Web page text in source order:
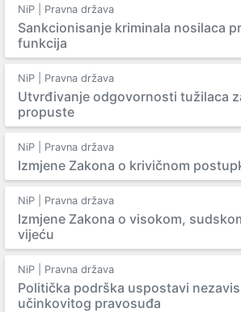
NiP | Pravna država
Sankcionisanje kriminala nosilaca
funkcija
NiP | Pravna država
Utvrđivanje odgovornosti tužilaca
propuste
NiP | Pravna država
Izmjene Zakona o krivičnom
NiP | Pravna država
Izmjene Zakona o visokom,
vijeću
NiP | Pravna država
Politička podrška uspostavi
učinkovitog pravosuđa